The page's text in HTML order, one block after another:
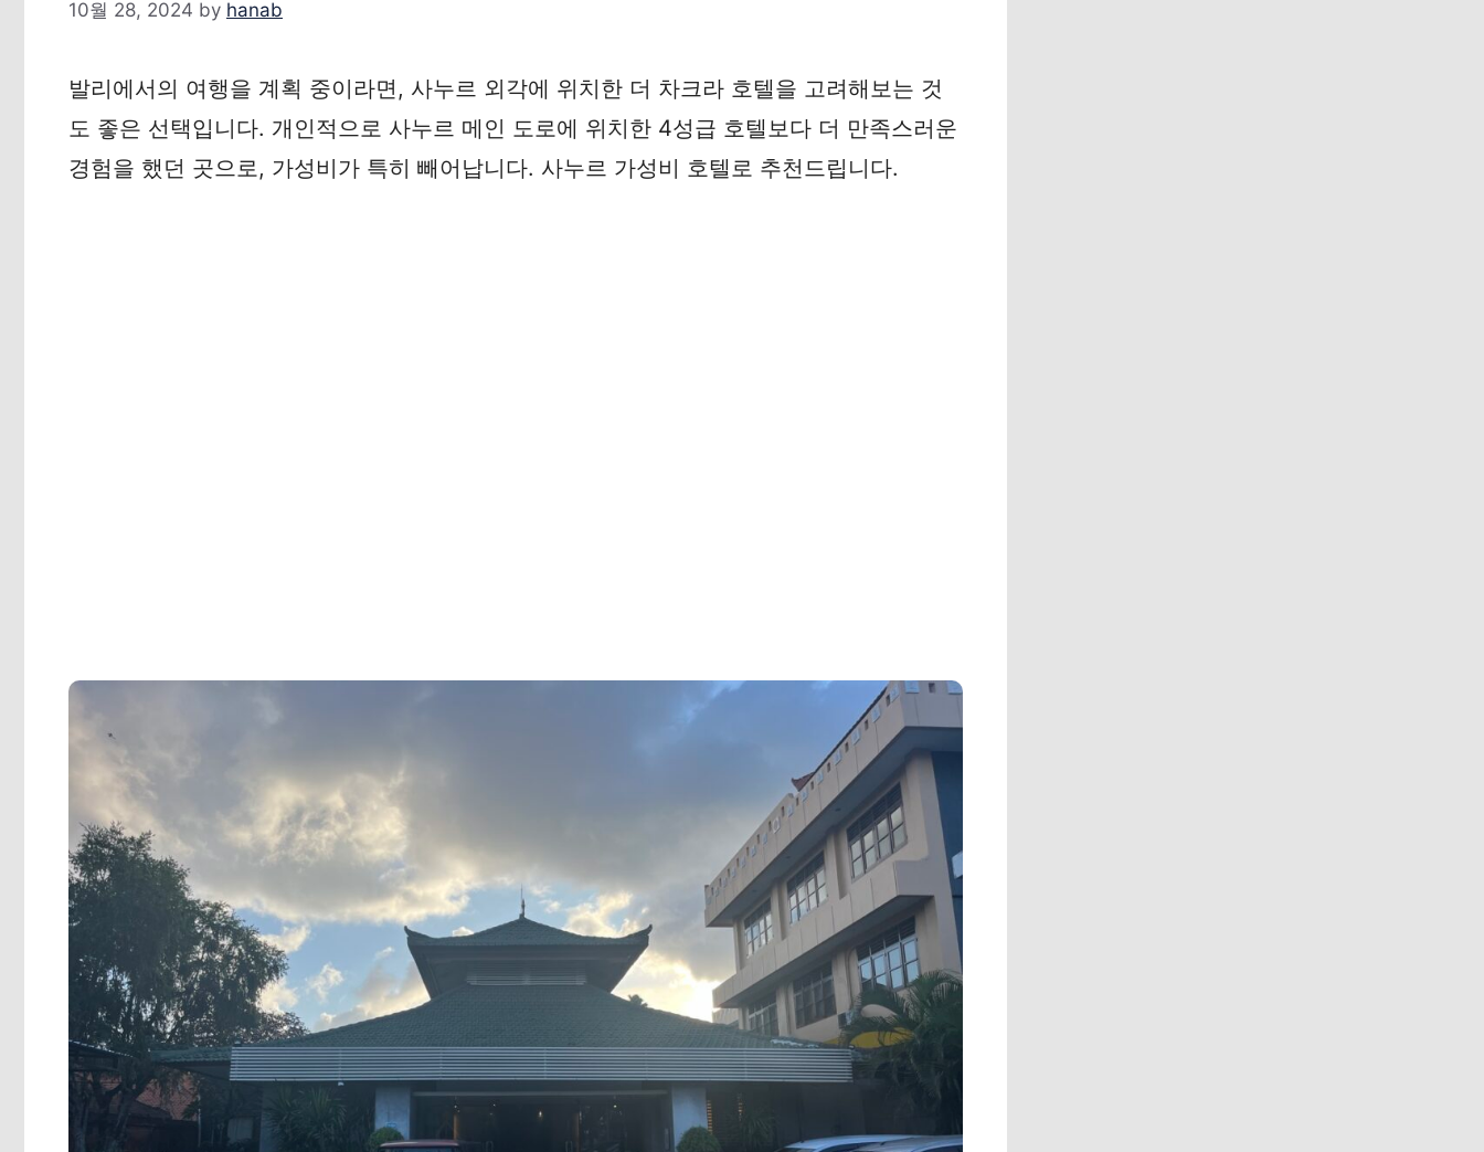
10월 28, 2024 by hanab
발리에서의 여행을 계획 중이라면, 사누르 외각에 위치한 더 차크라 호텔을 고려해보는 것
도 좋은 선택입니다. 개인적으로 사누르 메인 도로에 위치한 4성급 호텔보다 더 만족스러운
경험을 했던 곳으로, 가성비가 특히 빼어납니다. 사누르 가성비 호텔로 추천드립니다.